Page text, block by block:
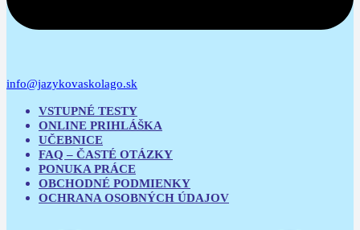
info@jazykovaskolago.sk
VSTUPNÉ TESTY
ONLINE PRIHLÁŠKA
UČEBNICE
FAQ – ČASTÉ OTÁZKY
PONUKA PRÁCE
OBCHODNÉ PODMIENKY
OCHRANA OSOBNÝCH ÚDAJOV